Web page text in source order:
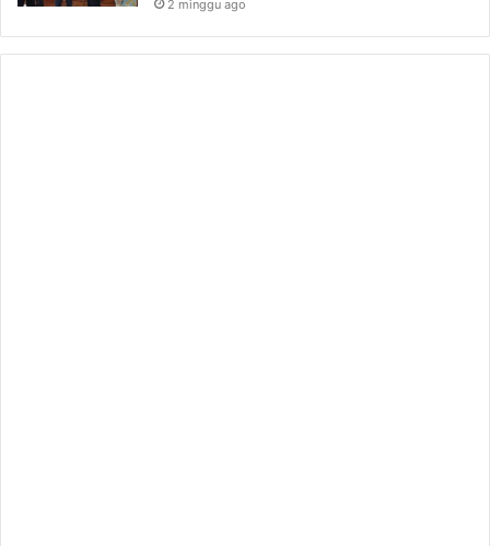
2 minggu ago